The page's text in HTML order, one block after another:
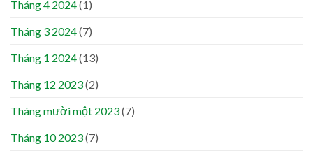
Tháng 4 2024(1)
Tháng 3 2024(7)
Tháng 1 2024(13)
Tháng 12 2023(2)
Tháng mười một 2023(7)
Tháng 10 2023(7)